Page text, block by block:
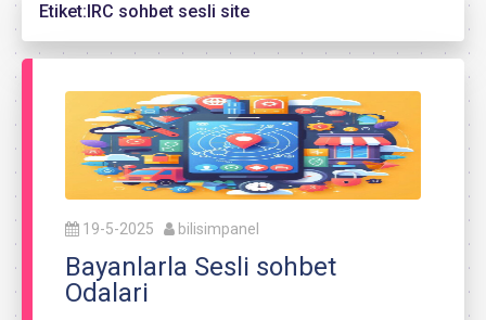
Etiket: IRC sohbet sesli site
19-5-2025 bilisimpanel
Bayanlarla Sesli sohbet
Odalari